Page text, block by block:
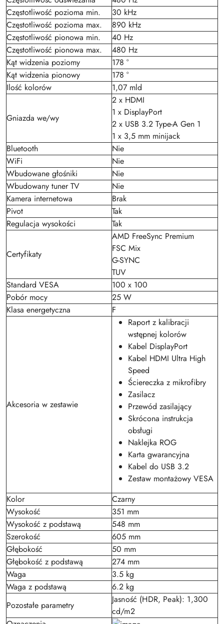
Częstotliwość pozioma min.
30 kHz
Częstotliwość pozioma max.
890 kHz
Częstotliwość pionowa min.
40 Hz
Częstotliwość pionowa max.
480 Hz
Kąt widzenia poziomy
178 °
Kąt widzenia pionowy
178 °
Ilość kolorów
1,07 mld
Gniazda we/wy
2 x HDMI
1 x DisplayPort
2 x USB 3.2 Type-A Gen 1
1 x 3,5 mm minijack
Bluetooth
Nie
WiFi
Nie
Wbudowane głośniki
Nie
Wbudowany tuner TV
Nie
Kamera internetowa
Brak
Pivot
Tak
Regulacja wysokości
Tak
Certyfikaty
AMD FreeSync Premium
FSC Mix
G-SYNC
TUV
Standard VESA
100 x 100
Pobór mocy
25 W
Klasa energetyczna
F
Akcesoria w zestawie
Raport z kalibracji
wstępnej kolorów
Kabel DisplayPort
Kabel HDMI Ultra High
Speed
Ściereczka z mikrofibry
Zasilacz
Przewód zasilający
Skrócona instrukcja
obsługi
Naklejka ROG
Karta gwarancyjna
Kabel do USB 3.2
Zestaw montażowy VESA
Kolor
Czarny
Wysokość
351 mm
Wysokość z podstawą
548 mm
Szerokość
605 mm
Głębokość
50 mm
Głębokość z podstawą
274 mm
Waga
3.5 kg
Waga z podstawą
6.2 kg
Pozostałe parametry
Jasność (HDR, Peak): 1,300
cd/m2